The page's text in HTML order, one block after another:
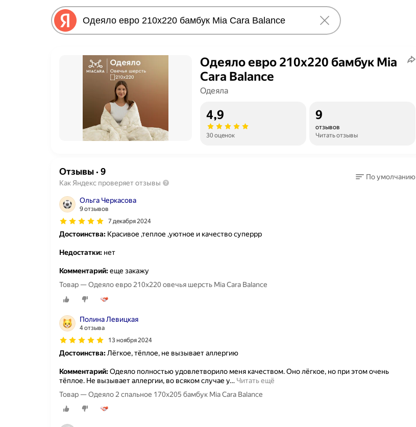
Одеяло евро 210x220 бамбук Mia
Cara Balance
Одеяла
4,9
30 оценок
9
отзывов
Читать отзывы
Отзывы· 9
Как Яндекс проверяет отзывы
По умолчанию
Ольга Черкасова
9 отзывов
7 декабря 2024
Достоинства: Красивое ,теплое ,уютное и качество суперрр
Недостатки: нет
Комментарий:еще закажу
Товар — Одеяло евро 210x220 овечья шерсть Mia Cara Balance
Полина Левицкая
4 отзыва
13 ноября 2024
Достоинства:Лёгкое, тёплое, не вызывает аллергию
Комментарий:Одеяло полностью удовлетворило меня качеством. Оно лёгкое, но при этом очень
тёплое. Не вызывает аллергии, во всяком случае у… Читать ещё
Товар — Одеяло 2 спальное 170х205 бамбук Mia Cara Balance